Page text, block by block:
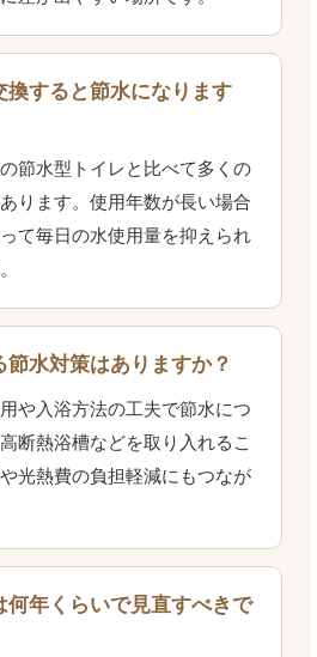
換すると節水になります
節水型トイレと比べて多くの
ります。使用年数が長い場合
て毎日の水使用量を抑えられ
水対策はありますか？
や入浴方法の工夫で節水につ
断熱浴槽などを取り入れるこ
光熱費の負担軽減にもつなが
何年くらいで見直すべきで